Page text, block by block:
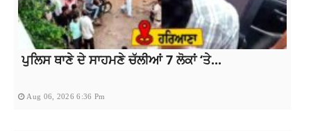
ਪੁਲਿਸ ਥਾਣੇ ਦੇ ਸਾਹਮਣੇ ਚੱਲੀਆਂ 7 ਲੋਕਾਂ ‘ਤੇ...
Aug 06, 2026 6:36 Pm